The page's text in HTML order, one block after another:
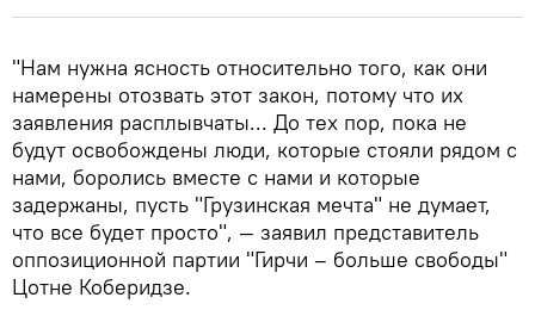
"Нам нужна ясность относительно того, как они
намерены отозвать этот закон, потому что их
заявления расплывчаты... До тех пор, пока не
будут освобождены люди, которые стояли рядом с
нами, боролись вместе с нами и которые
задержаны, пусть "Грузинская мечта" не думает,
что все будет просто", — заявил представитель
оппозиционной партии "Гирчи – больше свободы"
Цотне Коберидзе.